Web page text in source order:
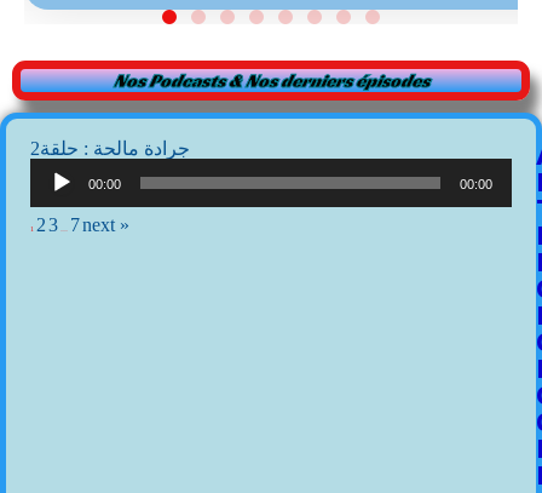
Nos Podcasts & Nos derniers épisodes
2جرادة مالحة : حلقة
00:00 00:00
1 23 7next »